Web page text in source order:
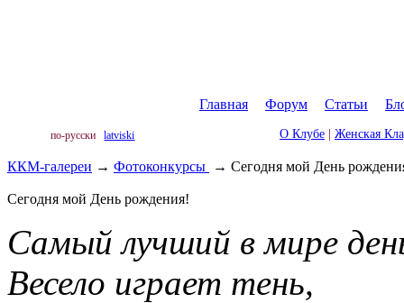
Главная Форум Статьи
по-русски latviski О Клубе Женская
ККМ-галереи → Фотоконкурсы → Сегодня мой День
Сегодня мой День рождения!
Самый лучший в мире
Весело играет тень,